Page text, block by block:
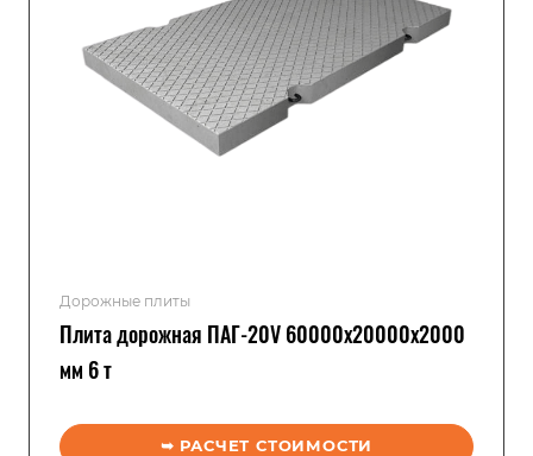
Дорожные плиты
Плита дорожная ПАГ-20V 60000x20000x2000
мм 6 т
➥ РАСЧЕТ СТОИМОСТИ